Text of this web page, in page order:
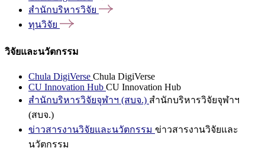
สำนักบริหารวิจัย
ทุนวิจัย
วิจัยและนวัตกรรม
Chula DigiVerse Chula DigiVerse
CU Innovation Hub CU Innovation Hub
สำนักบริหารวิจัยจุฬาฯ (สบจ.) สำนักบริหารวิจัยจุฬาฯ
(สบจ.)
ข่าวสารงานวิจัยและนวัตกรรม ข่าวสารงานวิจัยและ
นวัตกรรม